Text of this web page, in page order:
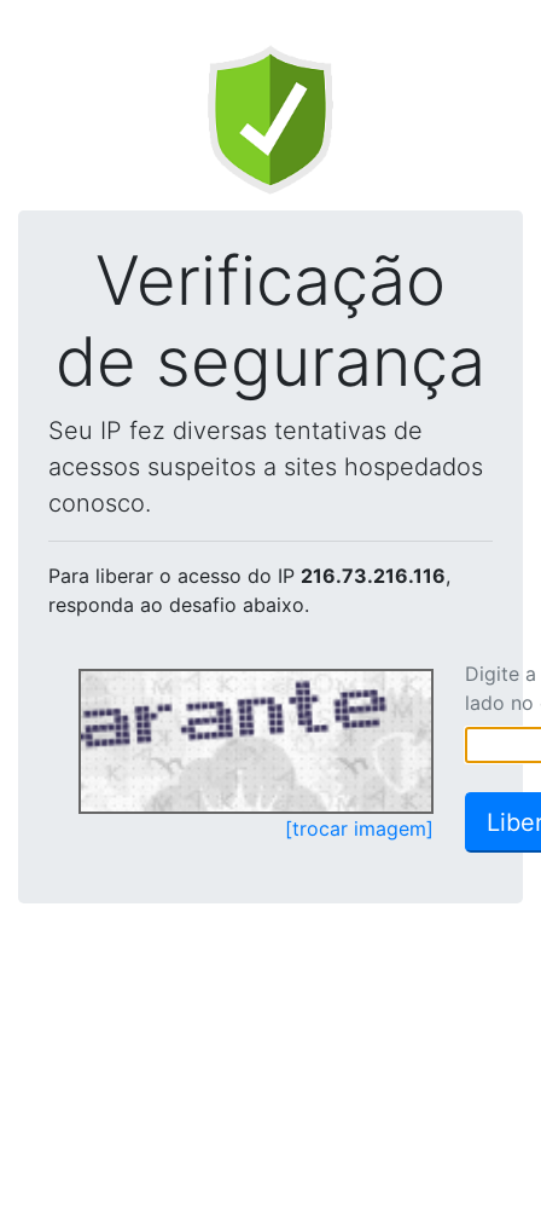
Verificação
de segurança
Seu IP fez diversas tentativas de
acessos suspeitos a sites hospedados
conosco.
Para liberar o acesso do IP 216.73.216.116,
responda ao desafio abaixo.
[trocar imagem]
Digite
lado no